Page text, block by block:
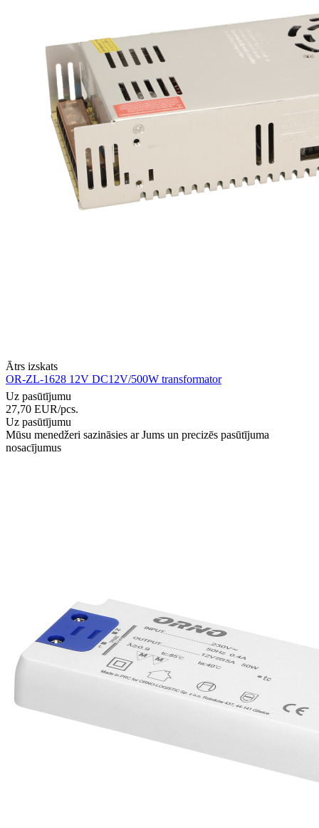
Ātrs izskats
OR-ZL-1628 12V DC12V/500W transformator
Uz pasūtījumu
27,70 EUR/pcs.
Uz pasūtījumu
Mūsu menedžeri sazināsies ar Jums un precizēs pasūtījuma
nosacījumus